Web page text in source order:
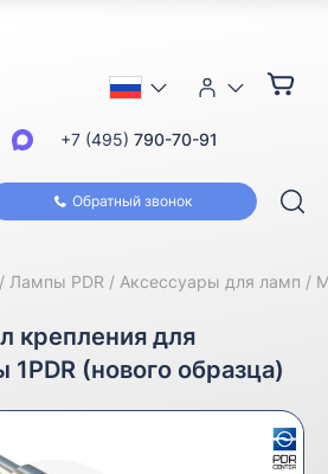
Обратный звонок
+7 (495) 790-70-91
Лампы PDR Аксессуары для ламп
крепления для
(нового образца)